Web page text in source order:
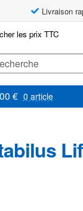
Livraison
les prix TTC
€ 0 article